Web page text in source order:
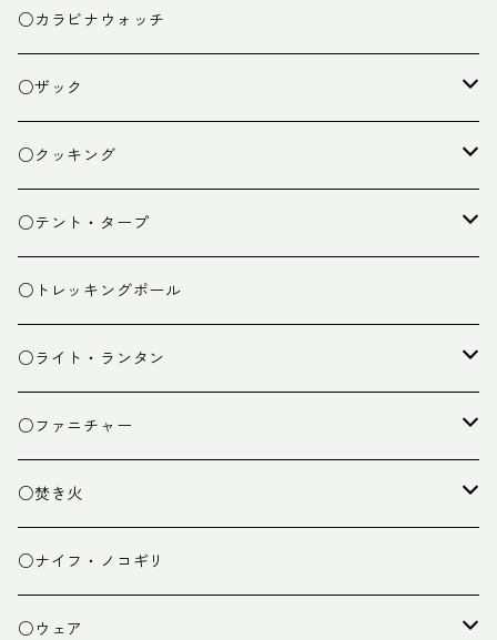
○カラビナウォッチ
○ザック
ザック
スタッフバッグ
ザック小物
○クッキング
クッカー
バーナー
カトラリー
クッキング小物
○テント・タープ
テント
タープ
ペグ・ハンマー・小物
○トレッキングポール
○ライト・ランタン
ライト
ランタン
○ファニチャー
テーブル
チェア
○焚き火
焚き火台
焚き火小物
○ナイフ・ノコギリ
○ウェア